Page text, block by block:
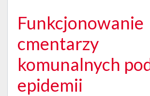
Funkcjonowanie
cmentarzy
komunalnych
epidemii